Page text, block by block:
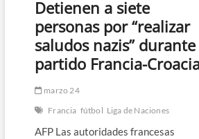
Detienen a siete
personas por “realizar
saludos nazis” durante
partido Francia-
marzo 24
Francia fútbol Liga de Naciones
AFP Las autoridades francesas